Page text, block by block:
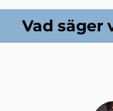
Vad säger